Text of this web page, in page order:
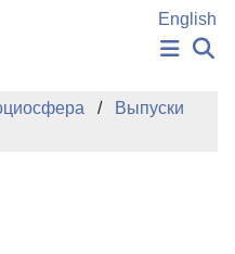
English
Выпуски